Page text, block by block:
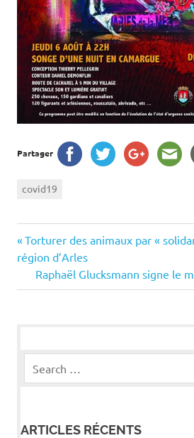
Partager
covid19
Navigation
de
Previous
Post:
Torturer des animaux par «
région d’Arles
Next
Post:
Raphaël Glucksmann signe le
ARTICLES RÉCENTS